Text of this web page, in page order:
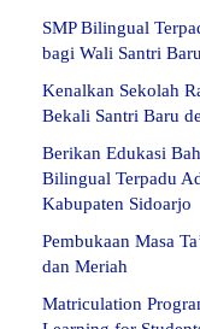
SMP Bilingual
bagi Wali Santri
Kenalkan Sekolah
Bekali Santri Baru
Berikan Edukasi
Bilingual Terpadu
Kabupaten Sidoarjo
Pembukaan Masa
dan Meriah
Matriculation